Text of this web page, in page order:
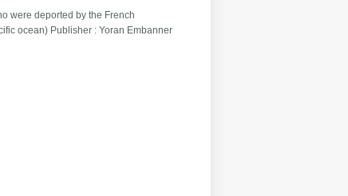
were deported by the French
ocean) Publisher : Yoran Embanner